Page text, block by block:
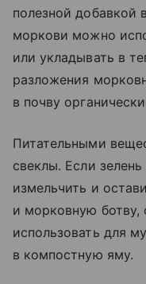
полезной добавкой
моркови можно
или укладывать в
разложения
в почву
Питательными
свеклы. Если
измельчить и
и морковную ботву,
использовать для
в компостную яму.